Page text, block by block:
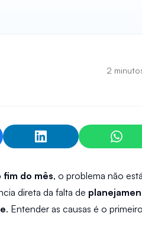
2
do mês, o problema não
direta da falta de
. Entender as causas é o